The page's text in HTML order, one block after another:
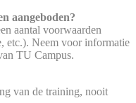
aangeboden?
aantal voorwaarden
etc.). Neem voor informatie
TU Campus.
van de training, nooit